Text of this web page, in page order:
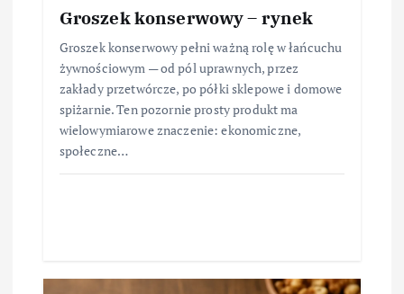
Groszek konserwowy – rynek
Groszek konserwowy pełni ważną rolę w łańcuchu
żywnościowym — od pól uprawnych, przez
zakłady przetwórcze, po półki sklepowe i domowe
spiżarnie. Ten pozornie prosty produkt ma
wielowymiarowe znaczenie: ekonomiczne,
społeczne…